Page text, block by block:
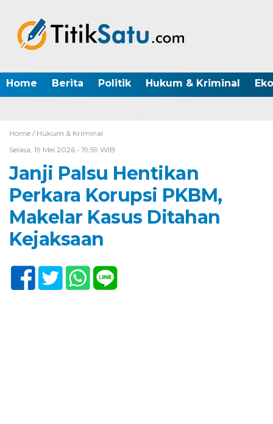
Home Berita Politik Hukum & Kriminal
Home / Hukum & Kriminal
Selasa, 19 Mei 2026 - 19:59 WIB
Janji Palsu Hentikan
Perkara Korupsi PKBM,
Makelar Kasus Ditahan
Kejaksaan